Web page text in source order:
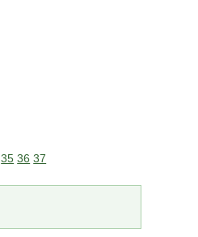
35 36 37